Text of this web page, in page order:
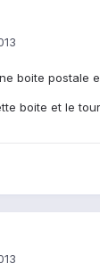
boite postale
boite et le